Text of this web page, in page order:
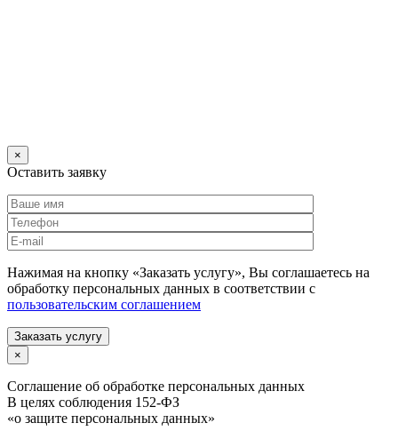
×
Оставить заявку
Нажимая на кнопку «Заказать услугу», Вы соглашаетесь на
обработку персональных данных в соответствии с
пользовательским соглашением
Заказать услугу
×
Соглашение об обработке персональных данных
В целях соблюдения 152-ФЗ
«о защите персональных данных»